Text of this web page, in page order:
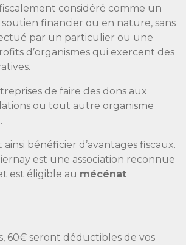
considéré comme un
financier ou en nature, sans
par un particulier ou une
d’organismes qui exercent des
de faire des dons aux
ou tout autre organisme
ainsi bénéficier d’avantages fiscaux.
est une association reconnue
est éligible au mécénat
60€ seront déductibles de vos